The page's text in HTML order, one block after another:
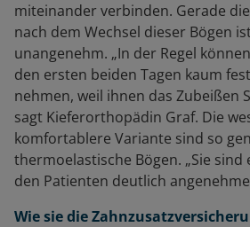
miteinander verbinden. Gerade
nach dem Wechsel dieser Bögen
unangenehm. „In der Regel
den ersten beiden Tagen kaum
nehmen, weil ihnen das Zubeißen
sagt Kieferorthopädin Graf. Die
komfortablere Variante sind so
thermoelastische Bögen. „Sie
den Patienten deutlich
Wie sie die